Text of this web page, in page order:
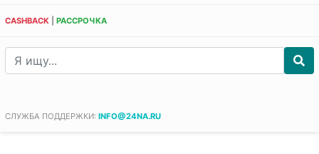
CASHBACK РАССРОЧКА
СЛУЖБА ПОДДЕРЖКИ: INFO@24NA.RU